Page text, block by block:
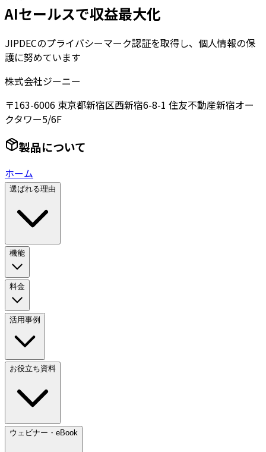
AIセールスで収益最大化
JIPDECのプライバシーマーク認証を取得し、個人情報の保
護に努めています
株式会社ジーニー
〒163-6006 東京都新宿区西新宿6-8-1 住友不動産新宿オー
クタワー5/6F
製品について
ホーム
選ばれる理由
機能
料金
活用事例
お役立ち資料
ウェビナー・eBook